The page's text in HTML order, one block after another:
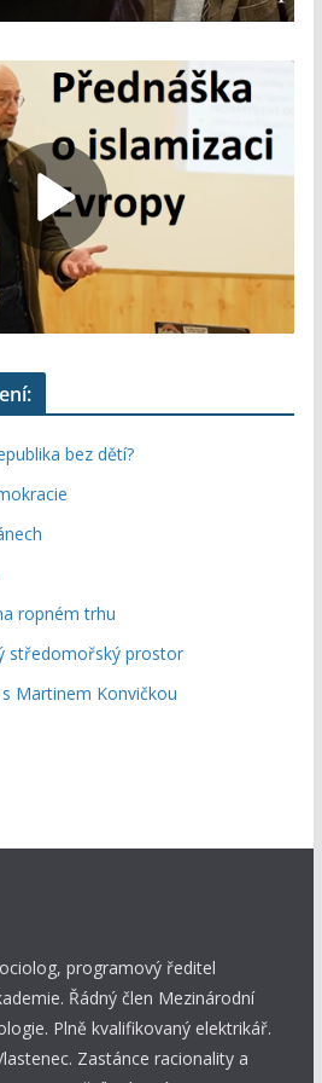
bez dětí?
ropném trhu
středomořský prostor
Martinem Konvičkou
programový ředitel
Řádný člen Mezinárodní
Plně kvalifikovaný elektrikář.
Zastánce racionality a